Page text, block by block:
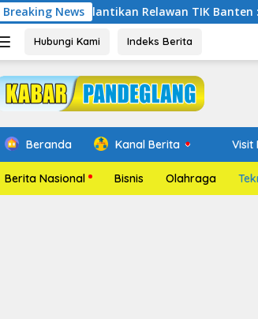
Breaking News
Pelantikan Relawan TIK Banten : Banten
Hubungi Kami Indeks Berita
Beranda Kanal Berita Visit
Berita Nasional Bisnis Olahraga